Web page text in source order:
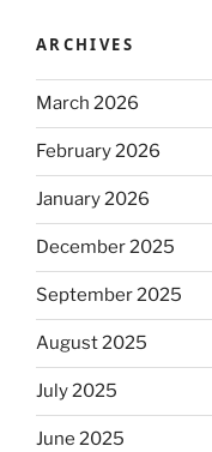
ARCHIVES
March 2026
February 2026
January 2026
December 2025
September 2025
August 2025
July 2025
June 2025